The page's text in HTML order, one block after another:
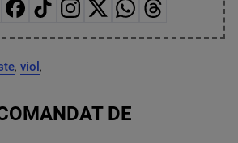
, viol ,
DE